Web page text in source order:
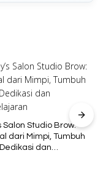
Salon Studio Brow:
dari Mimpi, Tumbuh
dan